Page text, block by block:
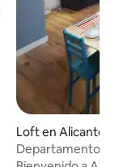
Loft en Alicante
Departamento